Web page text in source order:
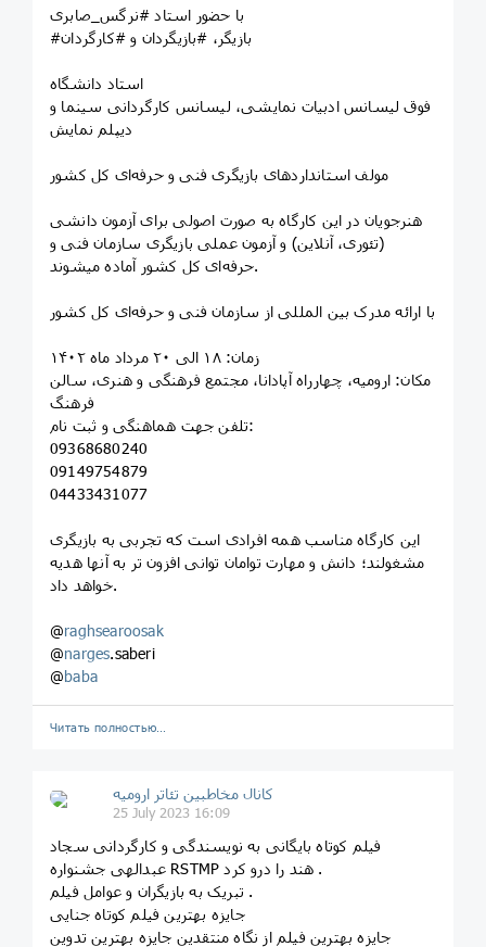
با حضور استاد #نرگس_صابری
#بازیگر، #بازیگردان و #کارگردان
استاد دانشگاه
فوق لیسانس ادبیات نمایشی، لیسانس کارگردانی سینما و
دیپلم نمایش
مولف استانداردهای بازیگری فنی و حرفه‌ای کل کشور
هنرجویان در این کارگاه به صورت اصولی برای آزمون دانشی
(تئوری، آنلاین) و آزمون عملی بازیگری سازمان فنی و
حرفه‌ای کل کشور آماده میشوند.
با ارائه مدرک بین المللی از سازمان فنی و حرفه‌ای کل کشور
زمان: ۱۸ الی ۲۰ مرداد ماه ۱۴۰۲
مکان: ارومیه، چهارراه آپادانا، مجتمع فرهنگی و هنری، سالن
فرهنگ
تلفن جهت هماهنگی و ثبت نام:
09368680240
09149754879
04433431077
این کارگاه مناسب همه افرادی است که تجربی به بازیگری
مشغولند؛ دانش و مهارت توامان توانی افزون تر به آنها هدیه
خواهد داد.
@raghsearoosak
@narges.saberi
@baba
Читать полностью…
کانال مخاطبین تئاتر ارومیه
25 July 2023 16:09
فیلم کوتاه بایگانی به نویسندگی و کارگردانی سجاد
عبدالهی جشنواره RSTMP هند را درو کرد .
تبریک به بازیگران و عوامل فیلم .
جایزه بهترین فیلم کوتاه جنایی
جایزه بهترین فیلم از نگاه منتقدین جایزه بهترین تدوین